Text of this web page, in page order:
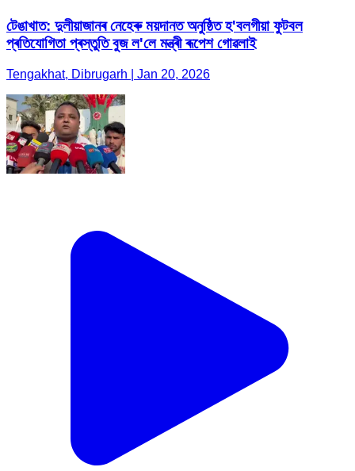
টেঙাখাত: দুলীয়াজানৰ নেহেৰু ময়দানত অনুষ্ঠিত হ'বলগীয়া ফুটবল
প্ৰতিযোগিতা প্ৰস্তুতি বুজ ল'লে মন্ত্ৰী ৰূপেশ গোৱলাই
Tengakhat, Dibrugarh | Jan 20, 2026